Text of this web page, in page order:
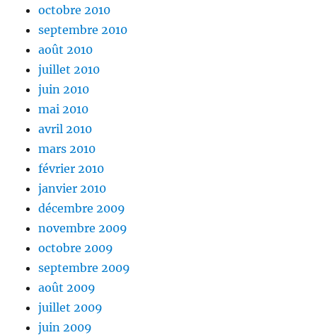
octobre 2010
septembre 2010
août 2010
juillet 2010
juin 2010
mai 2010
avril 2010
mars 2010
février 2010
janvier 2010
décembre 2009
novembre 2009
octobre 2009
septembre 2009
août 2009
juillet 2009
juin 2009